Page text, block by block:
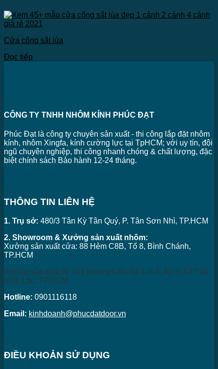
Cửa cổng sắt lùa
Đọc tiếp
CÔNG TY TNHH NHÔM KÍNH PHÚC ĐẠT
Phúc Đạt là công ty chuyên sản xuất - thi công lắp đặt nhôm
kính, nhôm Xingfa, kính cường lực tại TpHCM; với uy tín, đội
ngũ chuyên nghiệp, thi công nhanh chóng & chất lượng, đặc
biệt chính sách Bảo hành 12-24 tháng.
THÔNG TIN LIÊN HỆ
1. Trụ sở: 480/3 Tân Kỳ Tân Quý, P. Tân Sơn Nhì, TP.HCM
2. Showroom & Xưởng sản xuất nhôm:
Xưởng sản xuất cửa: 88 Hẻm C8B, Tổ 8, Bình Chánh,
TP.HCM
Xưởng sản xuất tủ: 411 đường Liên Ấp 1-2-3, Ấp 2, Xã Tân
Vĩnh Lộc, TP.HCM
Hotline: 0901116118
Email: kinhdoanh@phucdatdoor.vn
ĐIỀU KHOẢN SỬ DỤNG